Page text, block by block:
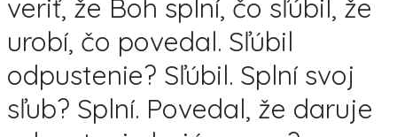
veriť, že Boh splní, čo sľúbil, že
urobí, čo povedal. Sľúbil
odpustenie? Sľúbil. Splní svoj
sľub? Splní. Povedal, že daruje